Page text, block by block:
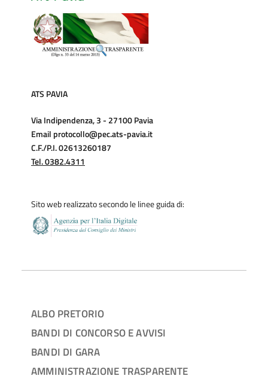
ATS PAVIA
Via Indipendenza, 3 - 27100 Pavia
Email protocollo@pec.ats-pavia.it
C.F./P.I. 02613260187
Tel. 0382.4311
Sito web realizzato secondo le linee guida di:
ALBO PRETORIO
BANDI DI CONCORSO E AVVISI
BANDI DI GARA
AMMINISTRAZIONE TRASPARENTE